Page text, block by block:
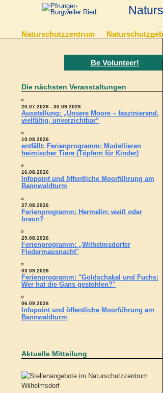
Naturschutzzentrum
Be Volunteer!
Die nächsten Veranstaltungen
20.07.2026 - 30.09.2026
Ausstellung: „Unsere Moore – faszinierend,
vielfältig, unverzichtbar“
10.08.2026
entfällt: Ferienprogramm: Modellieren
heimischer Tiere (Töpfern für Kinder)
16.08.2026
Infopoint und öffentliche Moorführung am
Bannwaldturm
27.08.2026
Ferienprogramm: Hermelin: weiß oder
braun?
29.08.2026
Ferienprogramm: „Wilhelmsdorfer
Fledermausnacht"
03.09.2026
Ferienprogramm: "Goldschakal und Fuchs:
Wer hat die Gans gestohlen?"
06.09.2026
Infopoint und öffentliche Moorführung am
Bannwaldturm
Aktuelle Mitteilung